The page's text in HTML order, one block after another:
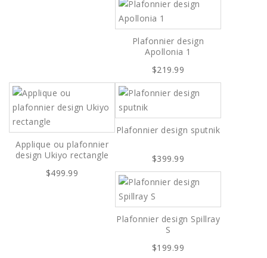
Plafonnier design
Apollonia 1
$219.99
Applique ou plafonnier
design Ukiyo rectangle
$499.99
Plafonnier design sputnik
$399.99
Plafonnier design Spillray
S
$199.99